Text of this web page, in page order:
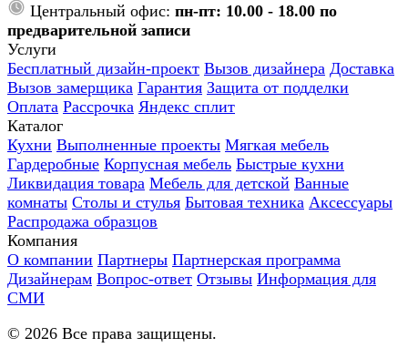
Центральный офис: пн-пт: 10.00 - 18.00 по
предварительной записи
Услуги
Бесплатный дизайн-проект Вызов дизайнера Доставка
Вызов замерщика Гарантия Защита от подделки
Оплата Рассрочка Яндекс сплит
Каталог
Кухни Выполненные проекты Мягкая мебель
Гардеробные Корпусная мебель Быстрые кухни
Ликвидация товара Мебель для детской Ванные
комнаты Столы и стулья Бытовая техника Аксессуары
Распродажа образцов
Компания
О компании Партнеры Партнерская программа
Дизайнерам Вопрос-ответ Отзывы Информация для
СМИ
© 2026 Все права защищены.